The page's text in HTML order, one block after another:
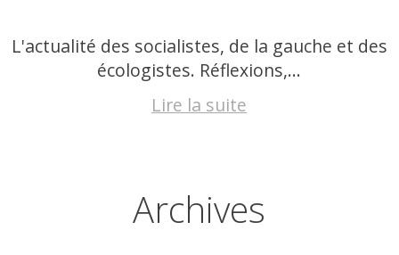
L'actualité des socialistes, de la gauche et des
écologistes. Réflexions,...
Lire la suite
Archives